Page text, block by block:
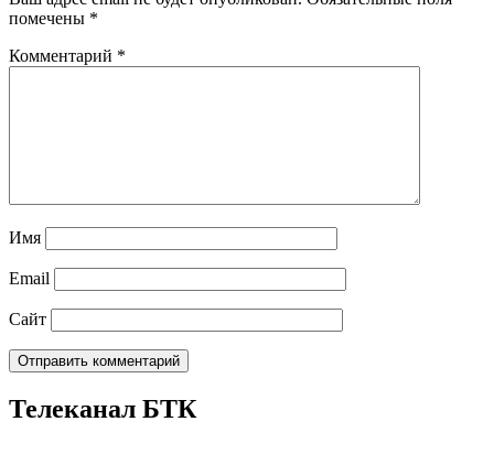
помечены *
Комментарий *
Имя
Email
Сайт
Телеканал БТК